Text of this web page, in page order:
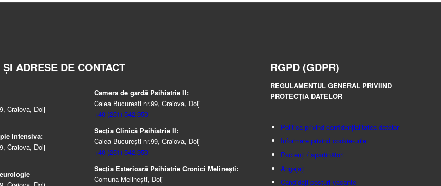
ADRESE DE CONTACT
Craiova, Dolj
Intensiva:
Craiova, Dolj
Camera de gardă Psihiatrie II:
Calea București nr.99, Craiova, Dolj
+40 (251) 542.950
Secția Clinică Psihiatrie II:
Calea București nr.99, Craiova, Dolj
+40 (251) 542.950
Secția Exterioară Psihiatrie Cronici Melinești:
Comuna Melinești, Dolj
RGPD (GDPR)
REGULAMENTUL GENERAL PRIVIIND
PROTECȚIA DATELOR
Politica privind confidențialitatea datelor
Informare privind cookie-urile
Pacienți / aparținători
Angajați
Candidați posturi vacante